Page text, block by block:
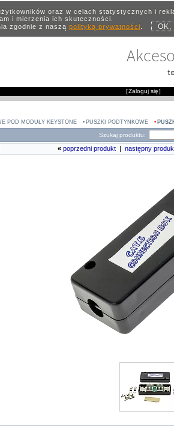
oraz w celach statystycznych i
i mierzenia ich skuteczności.
zgodnie z naszą polityką prywatności. OK,
[Zaloguj się]
POD MODUŁY KEYSTONE PUSZKI PODTYNKOWE
Szukaj produktu:
« poprzedni produkt następny